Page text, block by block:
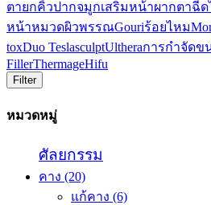
ตายกคิ้วปากจมูกเสริมหน้าผากตาฉี
หน้าหมวดผิวพรรณGouriร้อยไหม
toxDuo TeslasculptUltheraการกำจัดข
FillerThermageHifu
Filter
หมวดหมู่
ศัลยกรรม
คาง (20)
แก้คาง (6)